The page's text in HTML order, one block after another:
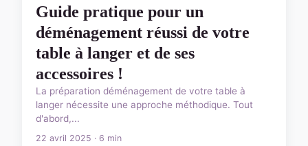
Guide pratique pour un
déménagement réussi de votre
table à langer et de ses
accessoires !
La préparation déménagement de votre table à
langer nécessite une approche méthodique. Tout
d'abord,...
22 avril 2025 · 6 min